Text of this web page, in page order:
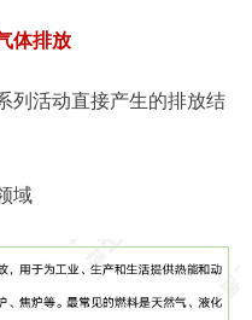
体排放
列活动直接产生的排放结
域